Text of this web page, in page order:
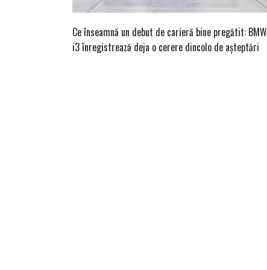
Ce înseamnă un debut de carieră bine pregătit: BMW
i3 înregistrează deja o cerere dincolo de așteptări